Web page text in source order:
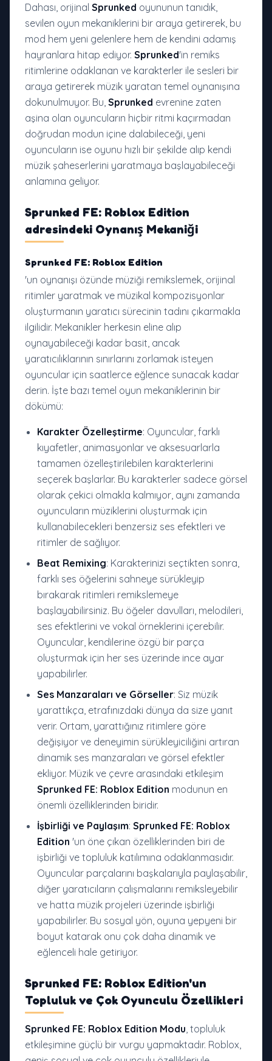
Dahası, orijinal Sprunked oyununun tanıdık,
sevilen oyun mekaniklerini bir araya getirerek, bu
mod hem yeni gelenlere hem de kendini adamış
hayranlara hitap ediyor. Sprunked'in remiks
ritimlerine odaklanan ve karakterler ile sesleri bir
araya getirerek müzik yaratan temel oynanışına
dokunulmuyor. Bu, Sprunked evrenine zaten
aşina olan oyuncuların hiçbir ritmi kaçırmadan
doğrudan modun içine dalabileceği, yeni
oyuncuların ise oyunu hızlı bir şekilde alıp kendi
müzik şaheserlerini yaratmaya başlayabileceği
anlamına geliyor.
Sprunked FE: Roblox Edition
adresindeki Oynanış Mekaniği
Sprunked FE: Roblox Edition
'un oynanışı özünde müziği remikslemek, orijinal
ritimler yaratmak ve müzikal kompozisyonlar
oluşturmanın yaratıcı sürecinin tadını çıkarmakla
ilgilidir. Mekanikler herkesin eline alıp
oynayabileceği kadar basit, ancak
yaratıcılıklarının sınırlarını zorlamak isteyen
oyuncular için saatlerce eğlence sunacak kadar
derin. İşte bazı temel oyun mekaniklerinin bir
dökümü:
Karakter Özelleştirme: Oyuncular, farklı
kıyafetler, animasyonlar ve aksesuarlarla
tamamen özelleştirilebilen karakterlerini
seçerek başlarlar. Bu karakterler sadece görsel
olarak çekici olmakla kalmıyor, aynı zamanda
oyuncuların müziklerini oluşturmak için
kullanabilecekleri benzersiz ses efektleri ve
ritimler de sağlıyor.
Beat Remixing: Karakterinizi seçtikten sonra,
farklı ses öğelerini sahneye sürükleyip
bırakarak ritimleri remikslemeye
başlayabilirsiniz. Bu öğeler davulları, melodileri,
ses efektlerini ve vokal örneklerini içerebilir.
Oyuncular, kendilerine özgü bir parça
oluşturmak için her ses üzerinde ince ayar
yapabilirler.
Ses Manzaraları ve Görseller: Siz müzik
yarattıkça, etrafınızdaki dünya da size yanıt
verir. Ortam, yarattığınız ritimlere göre
değişiyor ve deneyimin sürükleyiciliğini artıran
dinamik ses manzaraları ve görsel efektler
ekliyor. Müzik ve çevre arasındaki etkileşim
Sprunked FE: Roblox Edition modunun en
önemli özelliklerinden biridir.
İşbirliği ve Paylaşım: Sprunked FE: Roblox
Edition 'un öne çıkan özelliklerinden biri de
işbirliği ve topluluk katılımına odaklanmasıdır.
Oyuncular parçalarını başkalarıyla paylaşabilir,
diğer yaratıcıların çalışmalarını remiksleyebilir
ve hatta müzik projeleri üzerinde işbirliği
yapabilirler. Bu sosyal yön, oyuna yepyeni bir
boyut katarak onu çok daha dinamik ve
eğlenceli hale getiriyor.
Sprunked FE: Roblox Edition'un
Topluluk ve Çok Oyunculu Özellikleri
Sprunked FE: Roblox Edition Modu, topluluk
etkileşimine güçlü bir vurgu yapmaktadır. Roblox,